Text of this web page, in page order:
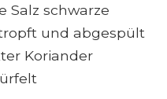
Salz schwarze
und abgespült
Koriander